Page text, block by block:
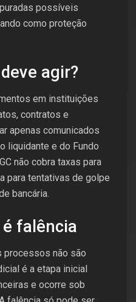
possíveis
como proteção
agir?
em instituições
contratos e
apenas comunicados
liquidante e do Fundo
não cobra taxas para
para tentativas de golpe
bancária.
falência
processos não são
é a etapa inicial
e ocorre sob